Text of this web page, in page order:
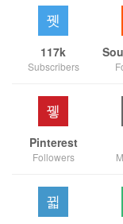
117k
Subscribers
Pinterest
Followers